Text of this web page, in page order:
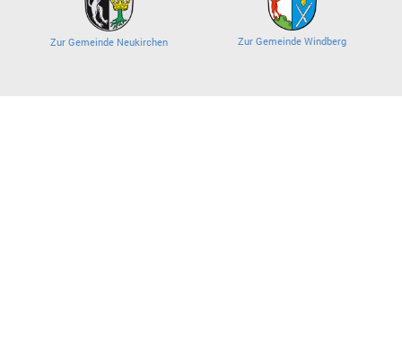
Zur Gemeinde Neukirchen Zur Gemeinde Windberg